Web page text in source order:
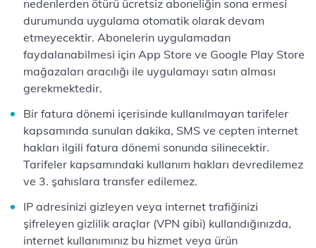
nedenlerden ötürü ücretsiz aboneliğin sona ermesi
durumunda uygulama otomatik olarak devam
etmeyecektir. Abonelerin uygulamadan
faydalanabilmesi için App Store ve Google Play Store
mağazaları aracılığı ile uygulamayı satın alması
gerekmektedir.
Bir fatura dönemi içerisinde kullanılmayan tarifeler
kapsamında sunulan dakika, SMS ve cepten internet
hakları ilgili fatura dönemi sonunda silinecektir.
Tarifeler kapsamındaki kullanım hakları devredilemez
ve 3. şahıslara transfer edilemez.
IP adresinizi gizleyen veya internet trafiğinizi
şifreleyen gizlilik araçlar (VPN gibi) kullandığınızda,
internet kullanımınız bu hizmet veya ürün